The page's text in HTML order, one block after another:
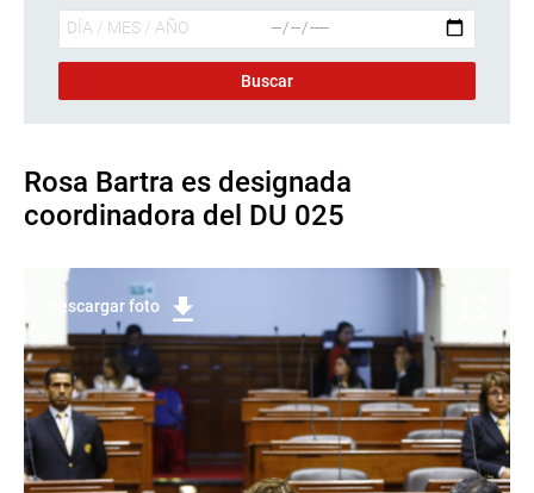
Rosa Bartra es designada
coordinadora del DU 025
Descargar foto